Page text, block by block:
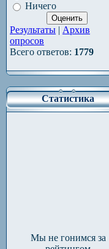
Ничего
Результаты | Архив
опросов
Всего ответов: 1779
Статистика
Мы не гонимся за